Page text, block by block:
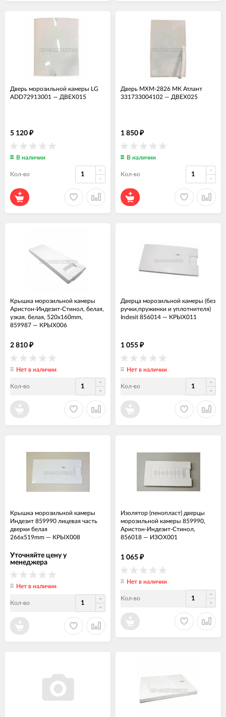
Дверь морозильной камеры LG
ADD72913001 — ДВЕХ015
5 120 ₽
В наличии
Кол-во
Дверь МХМ-2826 МК Атлант
331733004102 — ДВЕХ025
1 850 ₽
В наличии
Кол-во
Крышка морозильной камеры
Аристон-Индезит-Стинол, белая,
узкая, белая, 520x160mm,
859987 — КРЫХ006
2 810 ₽
Нет в наличии
Кол-во
Дверца морозильной камеры (без
ручки,пружинки и уплотнителя)
Indesit 856014 — КРЫХ011
1 055 ₽
Нет в наличии
Кол-во
Крышка морозильной камеры
Индезит 859990 лицевая часть
дверки белая
266x519mm — КРЫХ008
Уточняйте цену у
менеджера
Нет в наличии
Кол-во
Изолятор (пенопласт) дверцы
морозильной камеры 859990,
Аристон-Индезит-Стинол,
856018 — ИЗОХ001
1 065 ₽
Нет в наличии
Кол-во